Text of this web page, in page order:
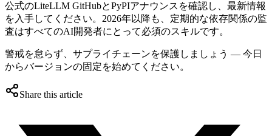
公式のLiteLLM GitHubとPyPIアナウンスを確認し、最新情報
を入手してください。2026年以降も、定期的な依存関係の監
査はすべてのAI開発者にとって必須のスキルです。
警戒を怠らず、サプライチェーンを保護しましょう — 今日
からバージョンの固定を始めてください。
Share this article